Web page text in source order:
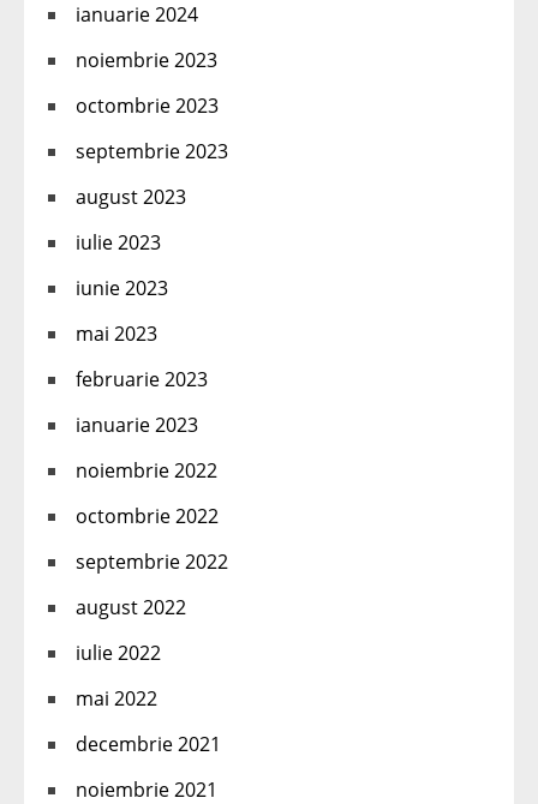
ianuarie 2024
noiembrie 2023
octombrie 2023
septembrie 2023
august 2023
iulie 2023
iunie 2023
mai 2023
februarie 2023
ianuarie 2023
noiembrie 2022
octombrie 2022
septembrie 2022
august 2022
iulie 2022
mai 2022
decembrie 2021
noiembrie 2021